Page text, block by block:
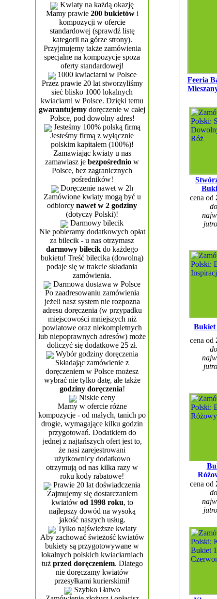
Kwiaty na każdą okazję
Mamy prawie 200 bukietówi
kompozycji w ofercie
standardowej (sprawdź listę
kategorii na górze strony).
Przyjmujemy także zamówienia
specjalne na kompozycje spoza
oferty standardowej!
1000 kwiaciarni w Polsce
Przez prawie 20 lat stworzyliśmy
sieć blisko 1000 lokalnych
kwiaciarni w Polsce. Dzięki temu
gwarantujemy doręczenie w całej
Polsce, pod dowolny adres!
Jesteśmy 100% polską firmą
Jesteśmy firmą z wyłącznie
polskim kapitałem (100%)!
Zamawiając kwiaty u nas
zamawiasz je bezpośrednio w
Polsce, bez zagranicznych
pośredników!
Doręczenie nawet w 2h
Zamówione kwiaty mogą być u
odbiorcy nawet w 2 godziny
(dotyczy Polski)!
Darmowy bilecik
Nie pobieramy dodatkowych opłat
za bilecik - u nas otrzymasz
darmowy bilecik do każdego
bukietu! Treść bilecika (dowolną)
podaje się w trakcie składania
zamówienia.
Darmowa dostawa w Polsce
Po zaadresowaniu zamówienia
jeżeli nasz system nie rozpozna
adresu doręczenia (w przypadku
miejscowości mniejszych niż
powiatowe oraz niekompletnych
lub niepoprawnych adresów) może
doliczyć się dodatkowe 25 zł.
Wybór godziny doręczenia
Składając zamówienie z
doręczeniem w Polsce możesz
wybrać nie tylko datę, ale także
godziny doręczenia!
Niskie ceny
Mamy w ofercie różne
kompozycje - od małych, tanich po
drogie, wymagające kilku godzin
przygotowań. Dodatkiem do
jednej z najtańszych ofert jest to,
że nasi zarejestrowani
użytkownicy dodatkowo
otrzymują od nas kilka razy w
roku kody rabatowe!
Prawie 20 lat doświadczenia
Zajmujemy się dostarczaniem
kwiatów od 1998 roku, to
najlepszy dowód na wysoką
jakość naszych usług.
Tylko najświeższe kwiaty
Aby zachować świeżość kwiatów
bukiety są przygotowywane w
lokalnych polskich kwiaciarniach
tuż przed doręczeniem. Dlatego
nie doręczamy kwiatów
przesyłkami kurierskimi!
Szybko i łatwo
Feeria
cena od
cena od
cena od